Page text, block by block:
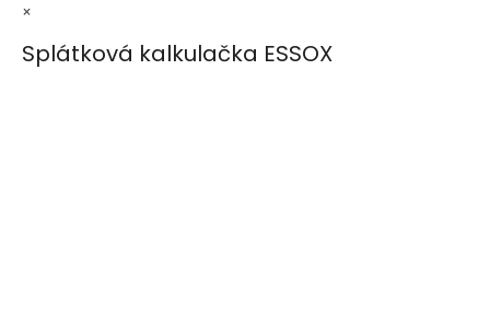
×
Splátková kalkulačka ESSOX